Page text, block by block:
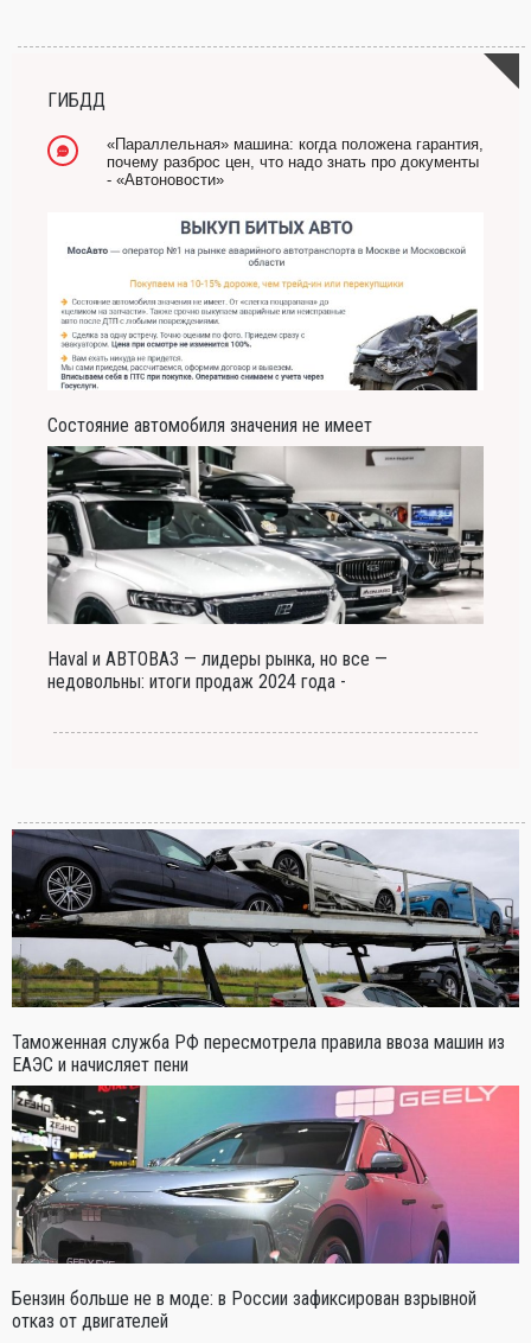
-- Лучшее, что можно сделать с хорошим советом, это пропустить его мимо ушей.
Он никогда не бывает полезен никому, кроме того, кто его дал.
ГИБДД
«Параллельная» машина: когда положена гарантия,
почему разброс цен, что надо знать про документы
- «Автоновости»
Состояние автомобиля значения не имеет
Haval и АВТОВАЗ — лидеры рынка, но все —
недовольны: итоги продаж 2024 года -
Таможенная служба РФ пересмотрела правила ввоза машин из
ЕАЭС и начисляет пени
Бензин больше не в моде: в России зафиксирован взрывной
отказ от двигателей